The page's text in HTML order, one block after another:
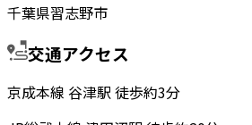
千葉県習志野市
交通アクセス
京成本線 谷津駅 徒歩約3分